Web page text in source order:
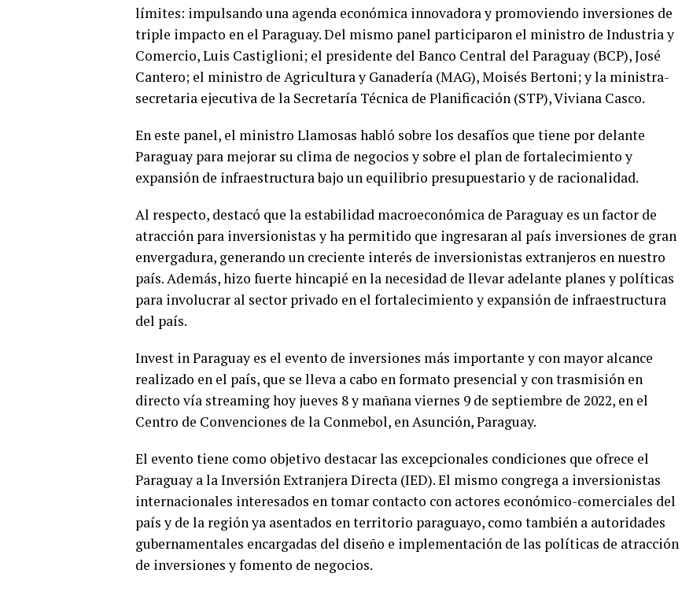
límites: impulsando una agenda económica innovadora y promoviendo inversiones de
triple impacto en el Paraguay. Del mismo panel participaron el ministro de Industria y
Comercio, Luis Castiglioni; el presidente del Banco Central del Paraguay (BCP), José
Cantero; el ministro de Agricultura y Ganadería (MAG), Moisés Bertoni; y la ministra-
secretaria ejecutiva de la Secretaría Técnica de Planificación (STP), Viviana Casco.
En este panel, el ministro Llamosas habló sobre los desafíos que tiene por delante
Paraguay para mejorar su clima de negocios y sobre el plan de fortalecimiento y
expansión de infraestructura bajo un equilibrio presupuestario y de racionalidad.
Al respecto, destacó que la estabilidad macroeconómica de Paraguay es un factor de
atracción para inversionistas y ha permitido que ingresaran al país inversiones de gran
envergadura, generando un creciente interés de inversionistas extranjeros en nuestro
país. Además, hizo fuerte hincapié en la necesidad de llevar adelante planes y políticas
para involucrar al sector privado en el fortalecimiento y expansión de infraestructura
del país.
Invest in Paraguay es el evento de inversiones más importante y con mayor alcance
realizado en el país, que se lleva a cabo en formato presencial y con trasmisión en
directo vía streaming hoy jueves 8 y mañana viernes 9 de septiembre de 2022, en el
Centro de Convenciones de la Conmebol, en Asunción, Paraguay.
El evento tiene como objetivo destacar las excepcionales condiciones que ofrece el
Paraguay a la Inversión Extranjera Directa (IED). El mismo congrega a inversionistas
internacionales interesados en tomar contacto con actores económico-comerciales del
país y de la región ya asentados en territorio paraguayo, como también a autoridades
gubernamentales encargadas del diseño e implementación de las políticas de atracción
de inversiones y fomento de negocios.